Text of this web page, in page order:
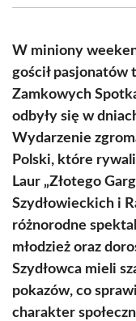
(Twitter)
W miniony
gościł pasjonatów
Zamkowych
odbyły się w
Wydarzenie
Polski, które
Laur „Złotego
Szydłowieckich i
różnorodne
młodzież oraz
Szydłowca mieli
pokazów, co
charakter